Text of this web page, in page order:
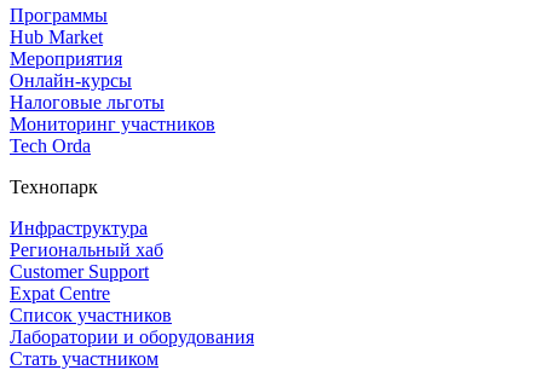
Программы
Hub Market
Мероприятия
Онлайн‑курсы
Налоговые льготы
Мониторинг участников
Tech Orda
Технопарк
Инфраструктура
Региональный хаб
Customer Support
Expat Centre
Список участников
Лаборатории и оборудования
Стать участником